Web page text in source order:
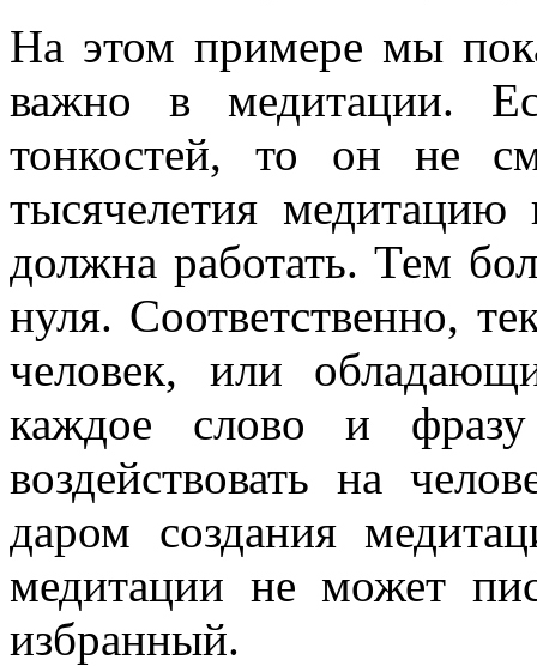
На этом примере мы
важно в медитации.
тонкостей, то он не
тысячелетия
должна работать. Тем
нуля. Соответственно,
человек, или
каждое слово и
воздействовать на
даром создания
медитации не может
избранный.